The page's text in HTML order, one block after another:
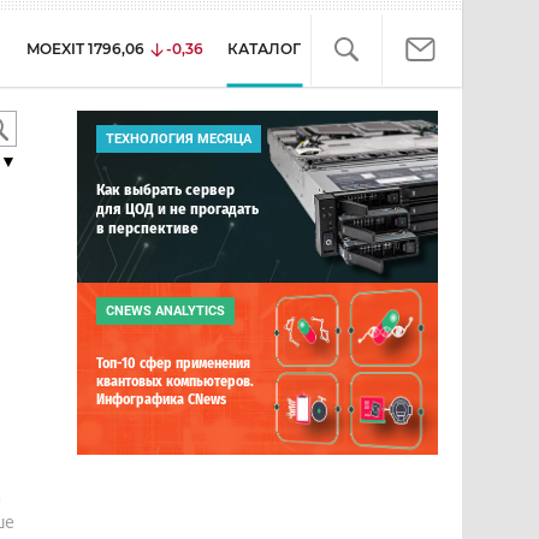
MOEXIT 1796,06 -0,36 КАТАЛОГ
▼
ТЕХНОЛОГИЯ МЕСЯЦА
Как выбрать сервер
для ЦОД и не прогадать
в перспективе
CNEWS ANALYTICS
Топ-10 сфер применения
квантовых компьютеров.
Инфографика CNews